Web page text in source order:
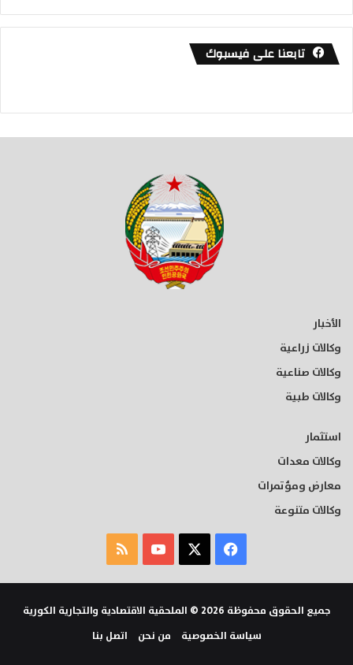
تابعنا على فيسبوك
الأخبار
وكالات زراعية
وكالات صناعية
وكالات طبية
استثمار
وكالات معدات
معارض ومؤتمرات
وكالات متنوعة
فيسبوك ‫YouTubeملخص
الموقع
RSS
جميع الحقوق محفوظة 2026 © الملحقية الاقتصادية والتجارية الكورية
سياسة الخصوصية
من نحن اتصل بنا